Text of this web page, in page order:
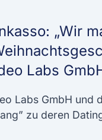
„Wir
Labs
Labs GmbH und
zu deren